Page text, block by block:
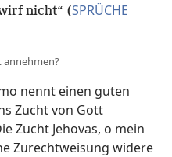
nicht“ (SPRÜCHE
annehmen?
nennt einen guten
Zucht von Gott
Zucht Jehovas, o mein
Zurechtweisung widere